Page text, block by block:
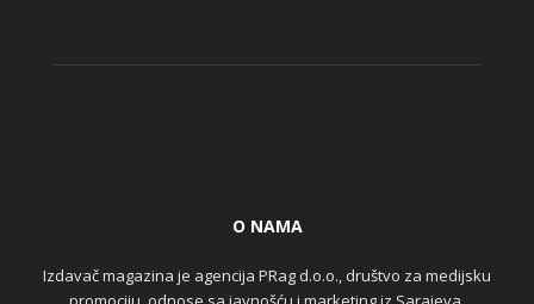
O NAMA
Izdavač magazina je agencija PRag d.o.o., društvo za medijsku